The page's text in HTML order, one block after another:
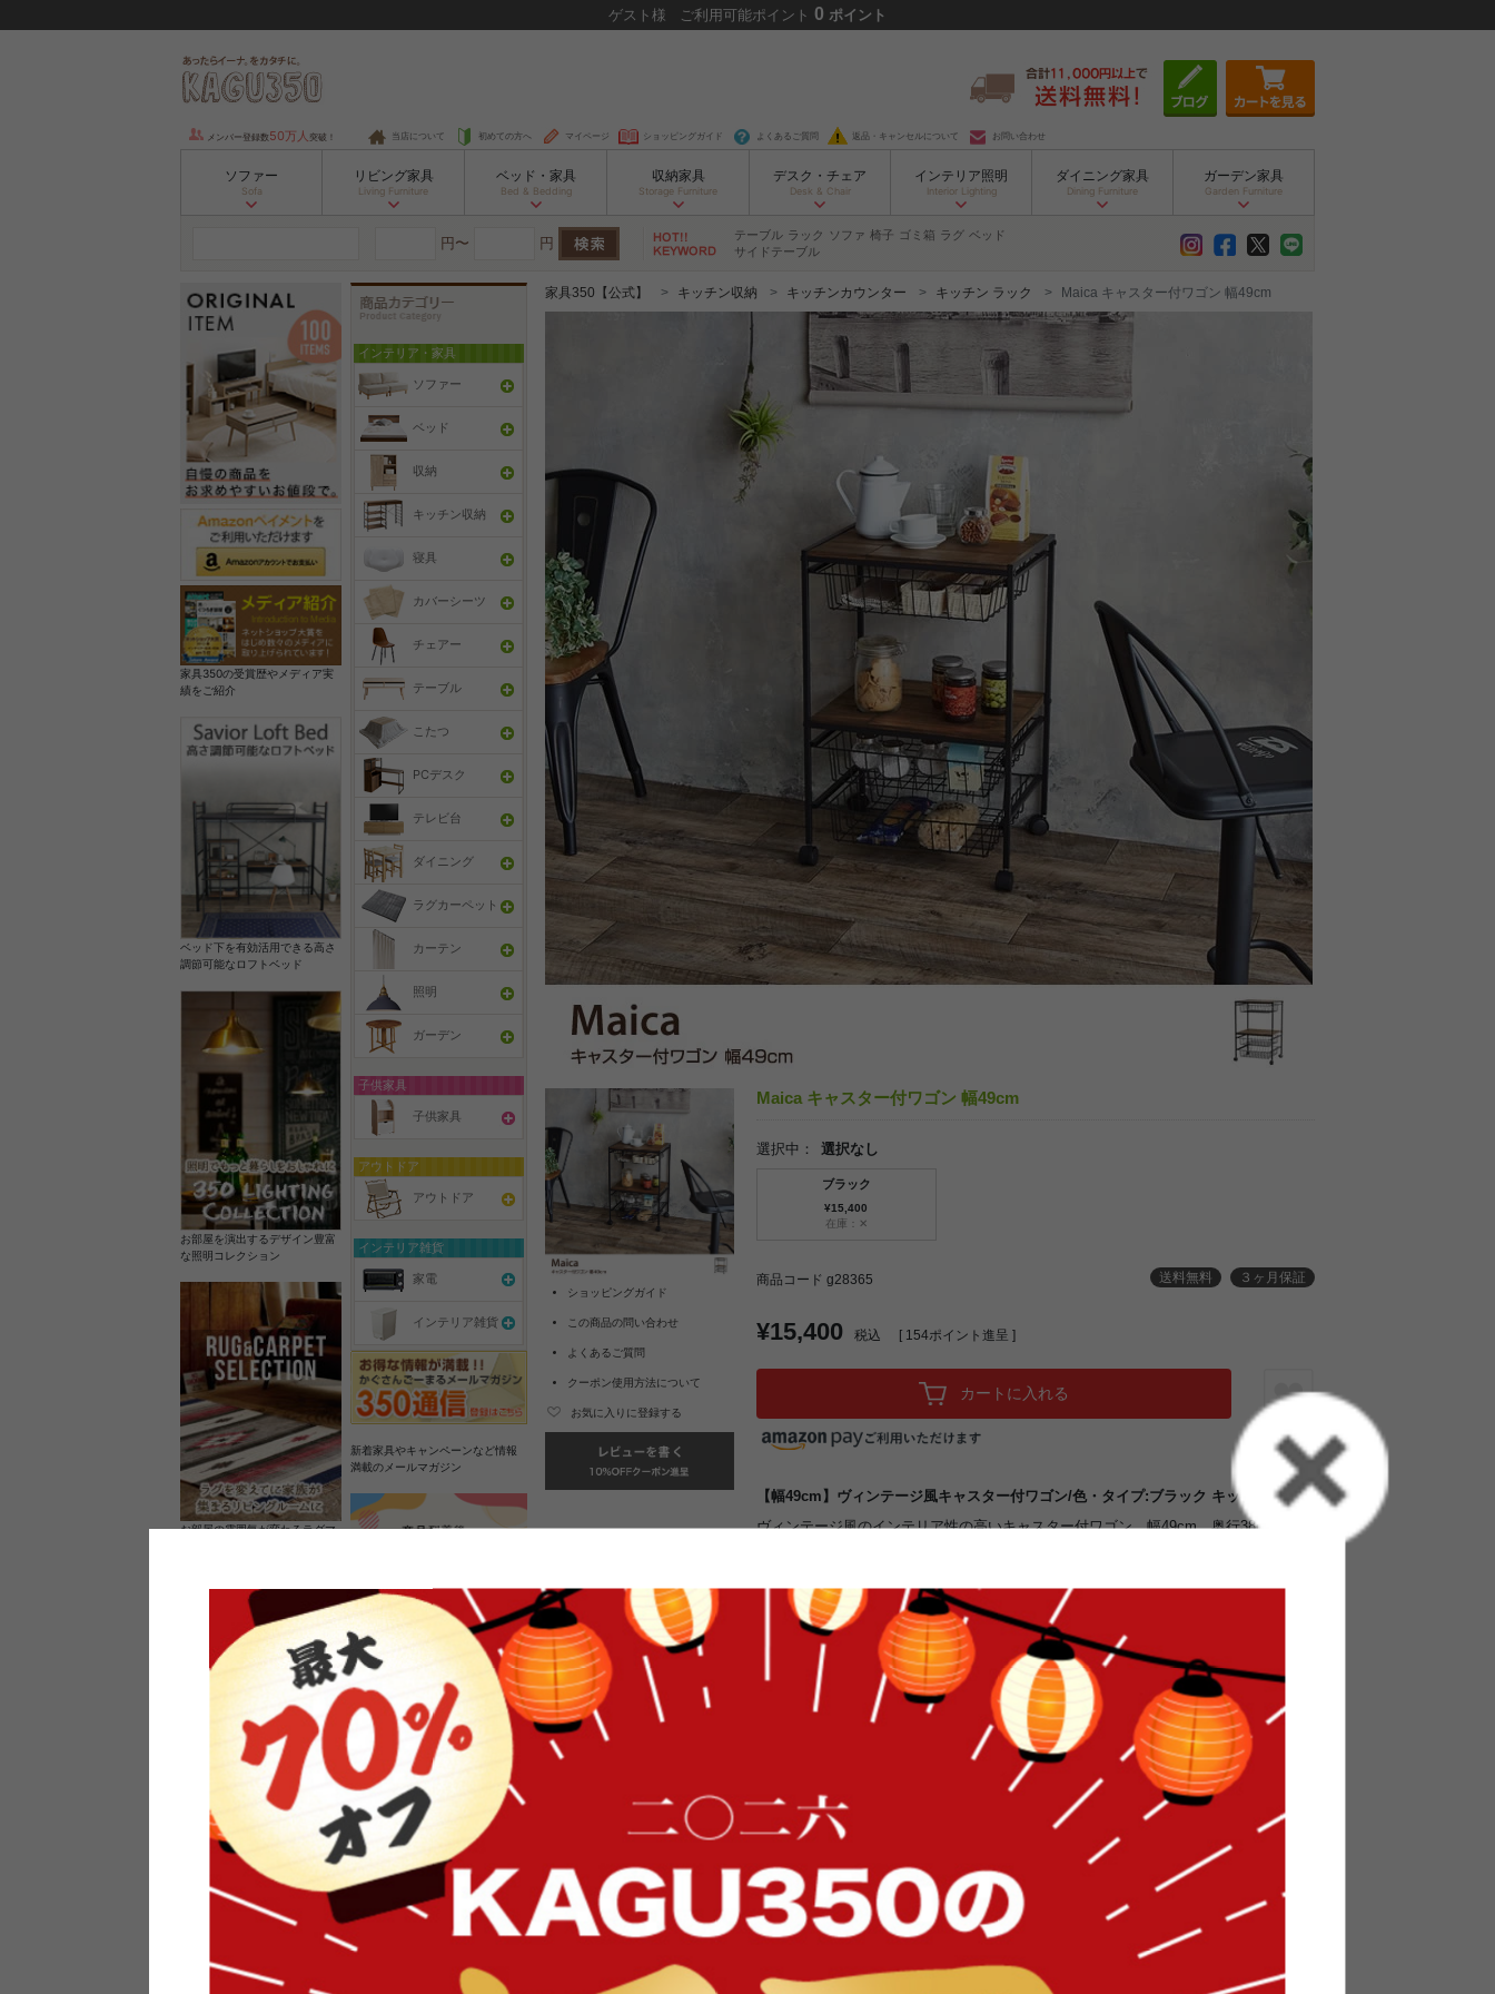
ゲスト 様 ご利用可能ポイント 0 ポイント
メンバー登録数 50万人 突破！ 当店について 初めての方へ マイページ ショッピングガイド よくあるご質問 返品・キャンセルについて お問い合わせ
ソファー
Sofa
リビング家具
Living Furniture
ベッド・家具
Bed & Bedding
収納家具
Storage Furniture
デスク・チェア
Desk & Chair
インテリア照明
Interior Lighting
ダイニング家具
Dining Furniture
ガーデン家具
Garden Furniture
円〜 円 テーブル ラック ソファ 椅子 ゴミ箱 ラグ ベッド
サイドテーブル
家具350の受賞歴やメディア実
績をご紹介
ベッド下を有効活用できる高さ
調節可能なロフトベッド
お部屋を演出するデザイン豊富
な照明コレクション
お部屋の雰囲気が変わるラグマ
素材の良さを活かしたウッドソ
ケットのペンダントライト
インフォメーション
よくあるご質問
インテリア・家具
ソファー
ベッド
収納
キッチン収納
寝具
カバーシーツ
チェアー
テーブル
こたつ
PCデスク
テレビ台
ダイニング
ラグカーペット
カーテン
照明
ガーデン
子供家具
子供家具
アウトドア
アウトドア
インテリア雑貨
家電
インテリア雑貨
新着家具やキャンペーンなど情報
満載のメールマガジン
家具のレビューを書くと10%OFFク
ーポンプレゼント
オフィスやモデルハウスなどイン
家具350【公式】 キッチン収納 キッチンカウンター キッチン ラック Maica キャスター付ワゴン 幅49cm
ショッピングガイド
この商品の問い合わせ
よくあるご質問
クーポン使用方法について
お気に入りに登録する
Maica キャスター付ワゴン 幅49cm
選択中： 選択なし
ブラック
¥15,400
在庫：✕
商品コード g28365 送料無料 ３ヶ月保証
¥15,400 税込 [ 154ポイント進呈 ]
カートに入れる
【幅49cm】ヴィンテージ風キャスター付ワゴン/色・タイプ:ブラック キッチン収納
ヴィンテージ風のインテリア性の高いキャスター付ワゴン。幅49cm、奥行38cmのコ
ているので固定することもできます。オープン棚と上下合わせて3段の引き出し式のメ
ッシュカゴで収納力も抜群です。キッチンに置いて食材のストックラックとして使う
ことも出来ますし、作業スペースに置いて工具や材料などを収納するのにも活躍しま
オイル塗装された天然木のパイン無垢材の棚板とブラックカラーのスチールフレームがクールな印象のキャ
スター付ワゴンです。インテリア性が高いのでキッチンだけでなくリビングやワーキングスペースに置いて
もgood！使い込むほどに味わい深くなるお洒落アイテムです。